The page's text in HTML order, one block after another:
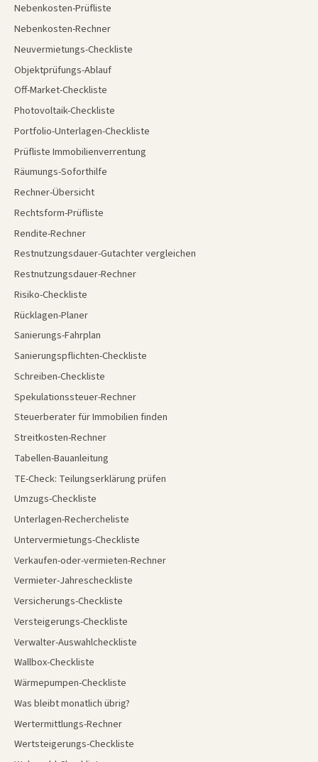
Nebenkosten-Prüfliste
Nebenkosten-Rechner
Neuvermietungs-Checkliste
Objektprüfungs-Ablauf
Off-Market-Checkliste
Photovoltaik-Checkliste
Portfolio-Unterlagen-Checkliste
Prüfliste Immobilienverrentung
Räumungs-Soforthilfe
Rechner-Übersicht
Rechtsform-Prüfliste
Rendite-Rechner
Restnutzungsdauer-Gutachter vergleichen
Restnutzungsdauer-Rechner
Risiko-Checkliste
Rücklagen-Planer
Sanierungs-Fahrplan
Sanierungspflichten-Checkliste
Schreiben-Checkliste
Spekulationssteuer-Rechner
Steuerberater für Immobilien finden
Streitkosten-Rechner
Tabellen-Bauanleitung
TE-Check: Teilungserklärung prüfen
Umzugs-Checkliste
Unterlagen-Rechercheliste
Untervermietungs-Checkliste
Verkaufen-oder-vermieten-Rechner
Vermieter-Jahrescheckliste
Versicherungs-Checkliste
Versteigerungs-Checkliste
Verwalter-Auswahlcheckliste
Wallbox-Checkliste
Wärmepumpen-Checkliste
Was bleibt monatlich übrig?
Wertermittlungs-Rechner
Wertsteigerungs-Checkliste